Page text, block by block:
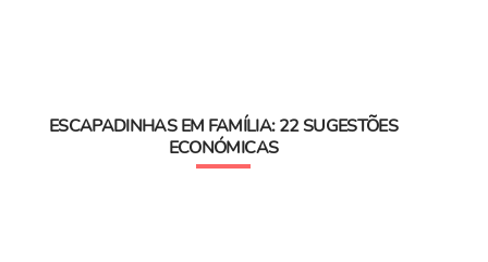
ESCAPADINHAS EM FAMÍLIA: 22 SUGESTÕES
ECONÓMICAS